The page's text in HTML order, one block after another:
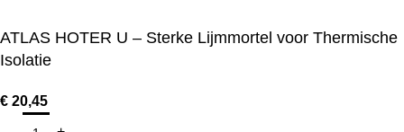
ATLAS HOTER U – Sterke Lijmmortel voor Thermische
Isolatie
€ 20,45